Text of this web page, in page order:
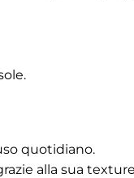
quotidiano.
alla sua